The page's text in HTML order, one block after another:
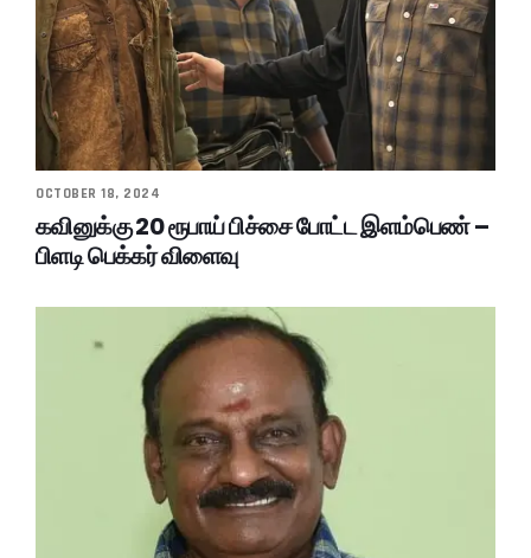
OCTOBER 18, 2024
கவினுக்கு 20 ரூபாய் பிச்சை போட்ட இளம்பெண் –
பிளடி பெக்கர் விளைவு